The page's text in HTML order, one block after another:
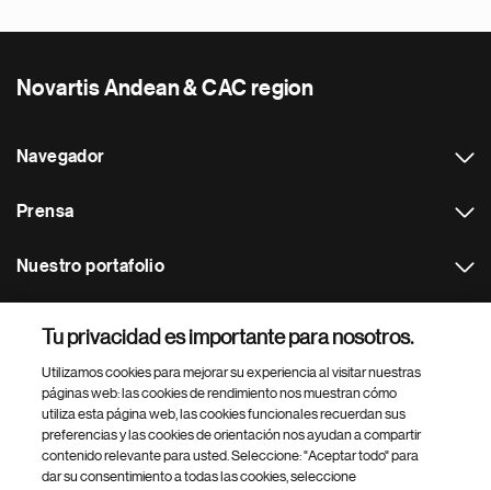
Novartis Andean & CAC region
Navegador
Prensa
Nuestro portafolio
Footer Site Search
Tu privacidad es importante para nosotros.
Utilizamos cookies para mejorar su experiencia al visitar nuestras
páginas web: las cookies de rendimiento nos muestran cómo
utiliza esta página web, las cookies funcionales recuerdan sus
preferencias y las cookies de orientación nos ayudan a compartir
contenido relevante para usted. Seleccione: "Aceptar todo" para
dar su consentimiento a todas las cookies, seleccione